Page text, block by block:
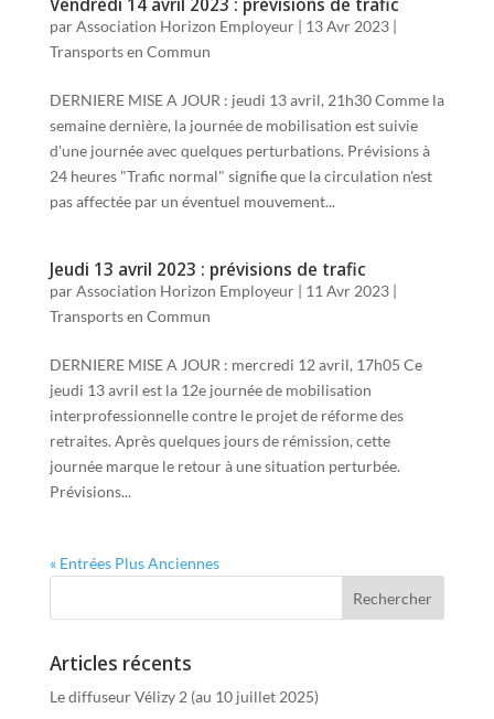
parAssociation Horizon Employeur| 13 Avr 2023|
Transports en Commun
DERNIERE MISE A JOUR : jeudi 13 avril, 21h30 Comme la
semaine dernière, la journée de mobilisation est suivie
d'une journée avec quelques perturbations. Prévisions à
24 heures "Trafic normal" signifie que la circulation n'est
pas affectée par un éventuel mouvement...
Jeudi 13 avril 2023 : prévisions de trafic
parAssociation Horizon Employeur| 11 Avr 2023|
Transports en Commun
DERNIERE MISE A JOUR : mercredi 12 avril, 17h05 Ce
jeudi 13 avril est la 12e journée de mobilisation
interprofessionnelle contre le projet de réforme des
retraites. Après quelques jours de rémission, cette
journée marque le retour à une situation perturbée.
Prévisions...
« Entrées Plus Anciennes
Articles récents
Le diffuseur Vélizy 2 (au 10 juillet 2025)